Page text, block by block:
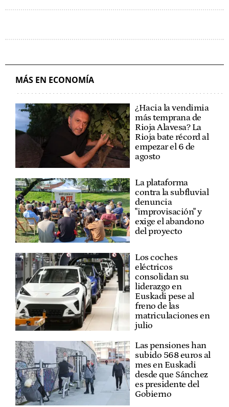
MÁS EN ECONOMÍA
¿Hacia la vendimia
más temprana de
Rioja Alavesa? La
Rioja bate récord al
empezar el 6 de
agosto
La plataforma
contra la subfluvial
denuncia
"improvisación" y
exige el abandono
del proyecto
Los coches
eléctricos
consolidan su
liderazgo en
Euskadi pese al
freno de las
matriculaciones en
julio
Las pensiones han
subido 568 euros al
mes en Euskadi
desde que Sánchez
es presidente del
Gobierno